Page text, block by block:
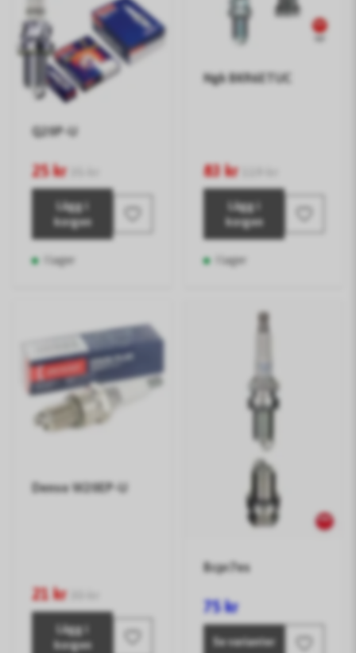
Q20P-U
25 kr
Lägg i
korgen
I lager
Ngk BKR6ETUC
83 kr
Lägg i
korgen
I lager
Denso W20EP-U
21 kr
Lägg i
korgen
Bcpr7es
75 kr
Se varianter